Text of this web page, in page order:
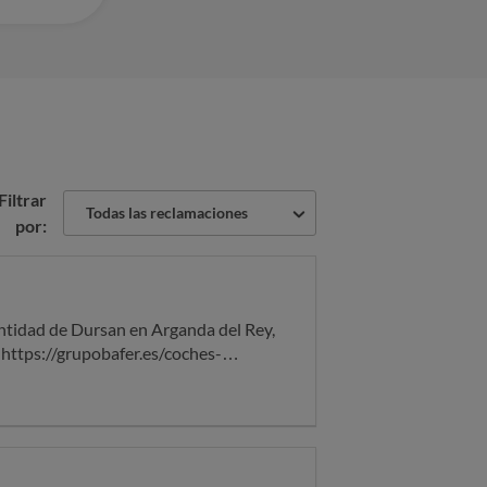
Filtrar
por:
Todas las reclamaciones
https://grupobafer.es/coches-
acuerdo. Además de los